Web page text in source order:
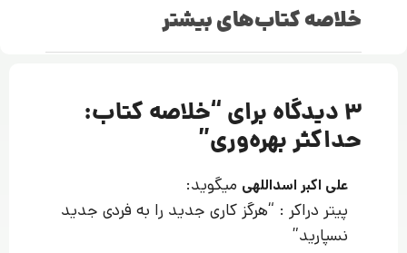
خلاصه کتاب‌های بیشتر
3 دیدگاه برای “ خلاصه کتاب:
حداکثر بهره‌وری”
علی اکبر اسداللهی میگوید:
پیتر دراکر : “هرگز کاری جدید را به فردی جدید
نسپارید”